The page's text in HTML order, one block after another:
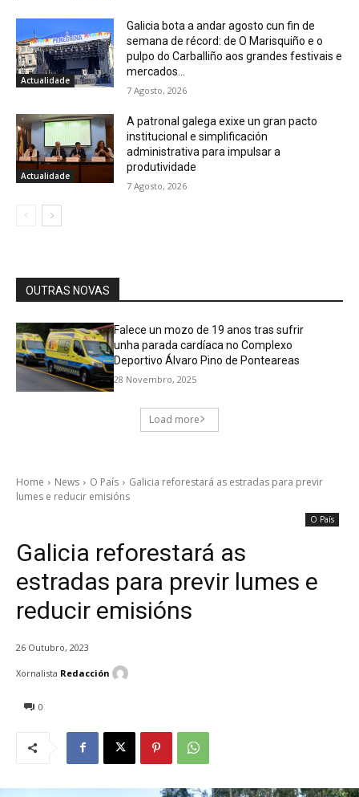
Actualidade
Galicia bota a andar agosto cun fin de
semana de récord: de O Marisquiño e o
pulpo do Carballiño aos grandes festivais e
mercados...
7 Agosto, 2026
Actualidade
A patronal galega exixe un gran pacto
institucional e simplificación
administrativa para impulsar a
produtividade
7 Agosto, 2026
OUTRAS NOVAS
Falece un mozo de 19 anos tras sufrir
unha parada cardíaca no Complexo
Deportivo Álvaro Pino de Ponteareas
28 Novembro, 2025
Load more